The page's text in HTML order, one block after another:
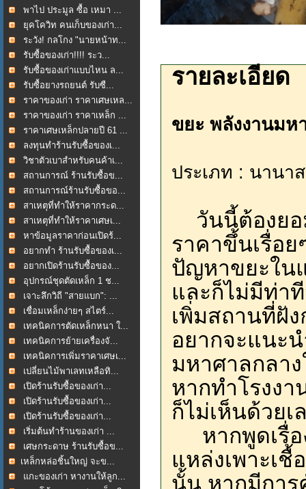
พาไป ประมูล ซื้อ เหมา ...
ยุคโควิท คนเก็บของเก่า...
ระวัง! กลโกง "นายหน้าท...
รับซื้อของเก่า!!!! ระว...
รับซื้อของเก่าแบบไหน ล...
รับซื้อยางรถยนต์ รับซื...
ราคาของเก่า ราคาเศษเหล...
ราคาของเก่า ราคาเหล็ก ...
ราคาเศษเหล็กปลายปี 61 ...
ลงทุนทำร้านรับซื้อของเ...
วิชาตัวเบาสำหรับคนค้าเ...
สถานการณ์ ร้านรับซื้อข...
สถานการณ์ร้านรับซื้อขอ...
สาเหตุที่ทำให้ราคากระด...
สาเหตุที่ทำให้ราคาเศษเ...
หาข้อมูลราคาก่อนเปิดร้...
อยากทำ ร้านรับซื้อของเ...
อยากเปิดร้านรับซื้อของ...
อุปกรณ์ชุดตัดเหล็ก 1 ช...
เจาะลึกวิถี "สายแบก": ...
เชื่อมเหล็กง่ายๆ สไตร์...
เทคนิคการตัดเหล็กหนา ใ...
เทคนิคการย้ายเครื่องจั...
เทคนิคการเพิ่มราคาเศษเ...
เปลี่ยนไม้พาเลทเหลือทิ...
เปิดร้านรับซื้อของเก่า...
เปิดร้านรับซื้อของเก่า...
เปิดร้านรับซื้อของเก่า...
เริ่มต้นทำร้านของเก่า ...
เศษกระดาษ ร้านรับซื้อข...
​เหล็กหล่อชิ้นใหญ่ จะข...
แกะของเก่า หางานให้ลูก...
รายละเอียด
ขยะ พลังงานมห
ประเภท : นานา
วันนี้ต้องยอ
ราคาขึ้นเรื่อ
ปัญหาขยะใน
และก็ไม่มีท่า
เพิ่มสถานที่ฝั
อยากจะแนะ
มหาศาลกลา
หากทำโรงง
ก็ไม่เห็นด้วย
หากพูดเรื่อ
แหล่งเพาะเ
นั้น หากมีการ